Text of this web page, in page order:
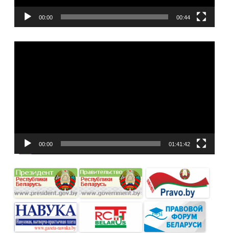
00:00 00:44
Видеоплеер
00:00 01:41:42